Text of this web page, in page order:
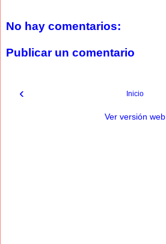
No hay comentarios:
Publicar un comentario
‹ Inicio
Ver versión web